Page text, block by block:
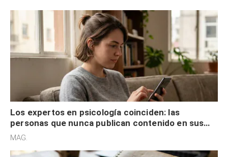
Los expertos en psicología coinciden: las
personas que nunca publican contenido en sus
redes sociales no pretenden buscar validación
MAG.